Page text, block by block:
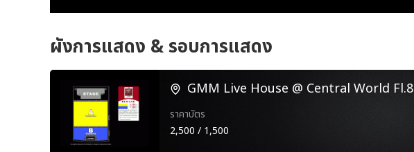
ผังการแสดง & รอบการแสดง
GMM Live House @ Central World Fl.8
ราคาบัตร
2,500 / 1,500